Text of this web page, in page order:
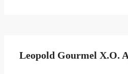
Leopold Gourmel X.O.